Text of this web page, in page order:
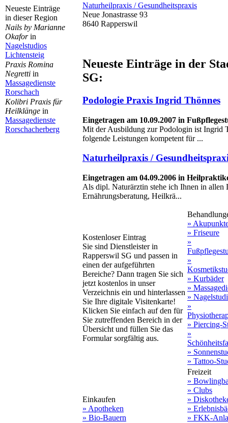
Neueste Einträge
in dieser Region
Nails by Marianne
Okaforin
Nagelstudios
Lichtensteig
Praxis Romina
Negretti in
Massagedienste
Rorschach
Kolibri Praxis für
Heilklänge in
Massagedienste
Rorschacherberg
Naturheilpraxis / Gesundheitspraxis
Neue Jonastrasse 93
8640 Rapperswil
Neueste Einträge in der
SG:
Podologie Praxis Ingrid Thönnes
Eingetragen am 10.09.2007 in
Mit der Ausbildung zur Podologin ist Ingrid
folgende Leistungen kompetent für ...
Naturheilpraxis /
Eingetragen am 04.09.2006 in
Als dipl. Naturärztin stehe ich Ihnen in allen
Ernährungsberatung, Heilkrä...
Kostenloser Eintrag
Sie sind Dienstleister in
Rapperswil SG und passen in
einen der aufgeführten
Bereiche? Dann tragen Sie sich
jetzt kostenlos in unser
Verzeichnis ein und hinterlassen
Sie Ihre digitale Visitenkarte!
Klicken Sie einfach auf den für
Sie zutreffenden Bereich in der
Übersicht und füllen Sie das
Formular sorgfältig aus.
»
» Friseure
»
»
» Kurbäder
»
»
»
» Piercing-
»
»
» Tattoo-
Einkaufen
» Apotheken
» Bio-Bauern
Freizeit
»
» Clubs
»
»
» FKK-